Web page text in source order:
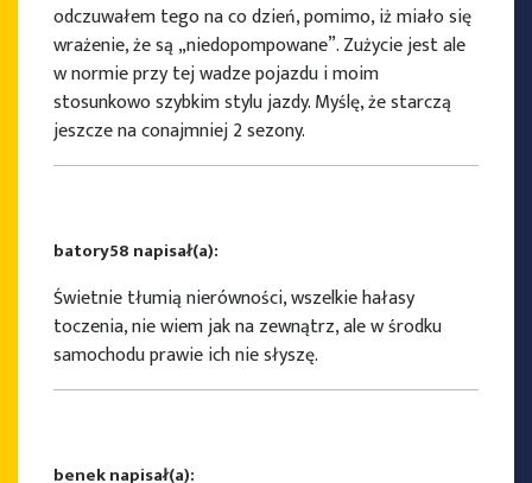
odczuwałem tego na co dzień, pomimo, iż miało się
wrażenie, że są „niedopompowane”. Zużycie jest ale
w normie przy tej wadze pojazdu i moim
stosunkowo szybkim stylu jazdy. Myślę, że starczą
jeszcze na conajmniej 2 sezony.
batory58 napisał(a):
Świetnie tłumią nierówności, wszelkie hałasy
toczenia, nie wiem jak na zewnątrz, ale w środku
samochodu prawie ich nie słyszę.
benek napisał(a):